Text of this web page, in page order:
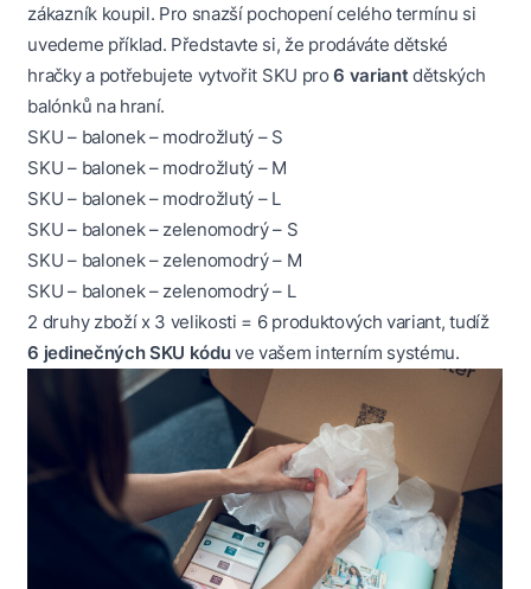
zákazník koupil. Pro snazší pochopení celého termínu si
uvedeme příklad. Představte si, že prodáváte dětské
hračky a potřebujete vytvořit SKU pro6 variant dětských
balónků na hraní.
SKU – balonek – modrožlutý – S
SKU – balonek – modrožlutý – M
SKU – balonek – modrožlutý – L
SKU – balonek – zelenomodrý – S
SKU – balonek – zelenomodrý – M
SKU – balonek – zelenomodrý – L
2 druhy zboží x 3 velikosti = 6 produktových variant, tudíž
6 jedinečných SKU kóduve vašem interním systému.